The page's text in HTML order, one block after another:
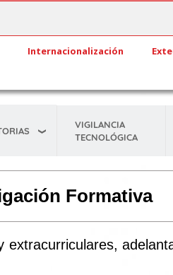
Internacionalización
VIGILANCIA
TECNOLÓGICA
Formativa